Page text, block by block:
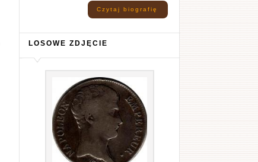
Czytaj biografię
LOSOWE ZDJĘCIE